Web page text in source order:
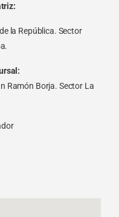
la República. Sector
Ramón Borja. Sector La